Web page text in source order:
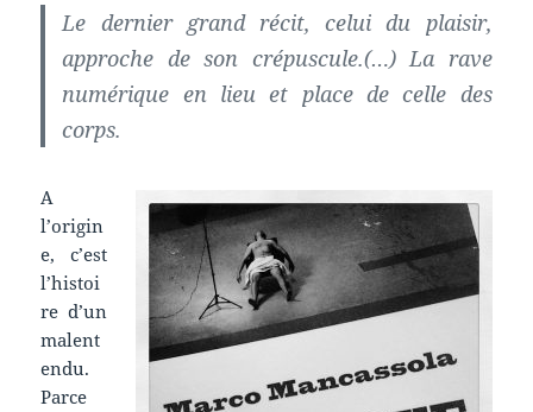
Le dernier grand récit, celui du plaisir,
approche de son crépuscule.(…) La rave
numérique en lieu et place de celle des
corps.
A
l’origin
e, c’est
l’histoi
re d’un
malent
endu.
Parce